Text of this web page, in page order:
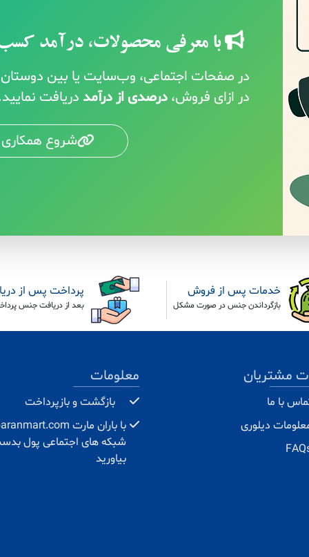
با معرفی محصولات، درآمد
در صفحات اجتماعی، وب‌سایت یا بین
در ازای فروش، درصدی از درآمد دریافت
شروع
خدمات پس از فروش
بازگرداندن جنس در صورت مشکل
پرداخت پس از
بعد از دریافت جنس
مشتریان
با ما
دیلوری
معلومات
بازگشت و بازپرداخت
شبکه های اجتماعی پول
بیاورید